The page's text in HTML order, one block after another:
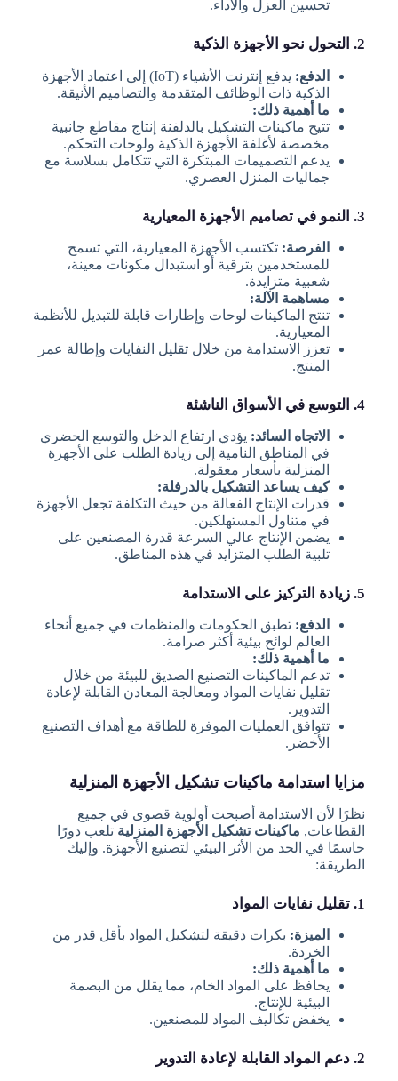
تحسين العزل والأداء.
2. التحول نحو الأجهزة الذكية
الدفع:
يدفع إنترنت الأشياء (IoT) إلى اعتماد الأجهزة
الذكية ذات الوظائف المتقدمة والتصاميم الأنيقة.
ما أهمية ذلك:
تتيح ماكينات التشكيل بالدلفنة إنتاج مقاطع جانبية
مخصصة لأغلفة الأجهزة الذكية ولوحات التحكم.
يدعم التصميمات المبتكرة التي تتكامل بسلاسة مع
جماليات المنزل العصري.
3. النمو في تصاميم الأجهزة المعيارية
الفرصة: تكتسب الأجهزة المعيارية، التي تسمح
للمستخدمين بترقية أو استبدال مكونات معينة،
شعبية متزايدة.
مساهمة الآلة:
تنتج الماكينات لوحات وإطارات قابلة للتبديل للأنظمة
المعيارية.
تعزز الاستدامة من خلال تقليل النفايات وإطالة عمر
المنتج.
4. التوسع في الأسواق الناشئة
الاتجاه السائد: يؤدي ارتفاع الدخل والتوسع الحضري
في المناطق النامية إلى زيادة الطلب على الأجهزة
المنزلية بأسعار معقولة.
كيف يساعد التشكيل بالدرفلة:
قدرات الإنتاج الفعالة من حيث التكلفة تجعل الأجهزة
في متناول المستهلكين.
يضمن الإنتاج عالي السرعة قدرة المصنعين على
تلبية الطلب المتزايد في هذه المناطق.
5. زيادة التركيز على الاستدامة
الدفع: تطبق الحكومات والمنظمات في جميع أنحاء
العالم لوائح بيئية أكثر صرامة.
ما أهمية ذلك:
تدعم الماكينات التصنيع الصديق للبيئة من خلال
تقليل نفايات المواد ومعالجة المعادن القابلة لإعادة
التدوير.
تتوافق العمليات الموفرة للطاقة مع أهداف التصنيع
الأخضر.
مزايا استدامة ماكينات تشكيل الأجهزة المنزلية
نظرًا لأن الاستدامة أصبحت أولوية قصوى في جميع
القطاعات, ماكينات تشكيل الأجهزة المنزلية تلعب دورًا
حاسمًا في الحد من الأثر البيئي لتصنيع الأجهزة. وإليك
الطريقة:
1. تقليل نفايات المواد
الميزة: بكرات دقيقة لتشكيل المواد بأقل قدر من
الخردة.
ما أهمية ذلك:
يحافظ على المواد الخام، مما يقلل من البصمة
البيئية للإنتاج.
يخفض تكاليف المواد للمصنعين.
2. دعم المواد القابلة لإعادة التدوير